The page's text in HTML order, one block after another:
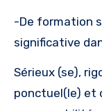
-De formation
significative
Sérieux (se),
ponctuel(le) et